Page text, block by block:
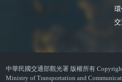
中華民國交通部觀光署 版權所有
Ministry of Transportation and